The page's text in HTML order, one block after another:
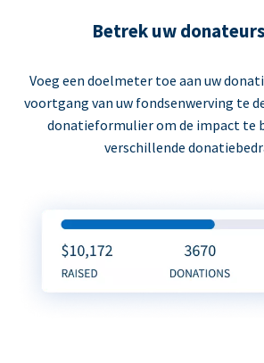
Betrek uw
Voeg een doelmeter toe aan uw
voortgang van uw fondsenwerving te
donatieformulier om de impact te
verschillende